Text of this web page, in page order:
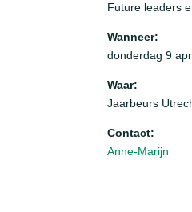
Future leaders
Wanneer:
donderdag 9
Waar:
Jaarbeurs
Contact:
Anne-Marijn